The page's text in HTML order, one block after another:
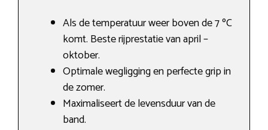
Als de temperatuur weer boven de 7 ºC
komt. Beste rijprestatie van april –
oktober.
Optimale wegligging en perfecte grip in
de zomer.
Maximaliseert de levensduur van de
band.